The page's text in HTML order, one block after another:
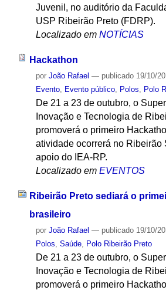
Juvenil, no auditório da
USP Ribeirão Preto (FDRP).
Localizado em NOTÍCIAS
Hackathon
por João Rafael — publicado19/10/
Evento, Evento público, Polos, Polo
De 21 a 23 de outubro, o
Inovação e Tecnologia de
promoverá o primeiro
atividade ocorrerá no Ribeirão
apoio do IEA-RP.
Localizado em EVENTOS
Ribeirão Preto sediará o
brasileiro
por João Rafael — publicado19/10/
Polos Saúde, Polo Ribeirão Preto
De 21 a 23 de outubro, o
Inovação e Tecnologia de
promoverá o primeiro